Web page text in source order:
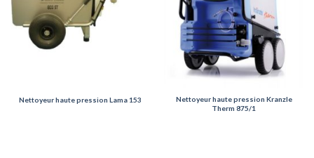
Nettoyeur haute pression Lama 153
Nettoyeur haute pression Kranzle
Therm 875/1